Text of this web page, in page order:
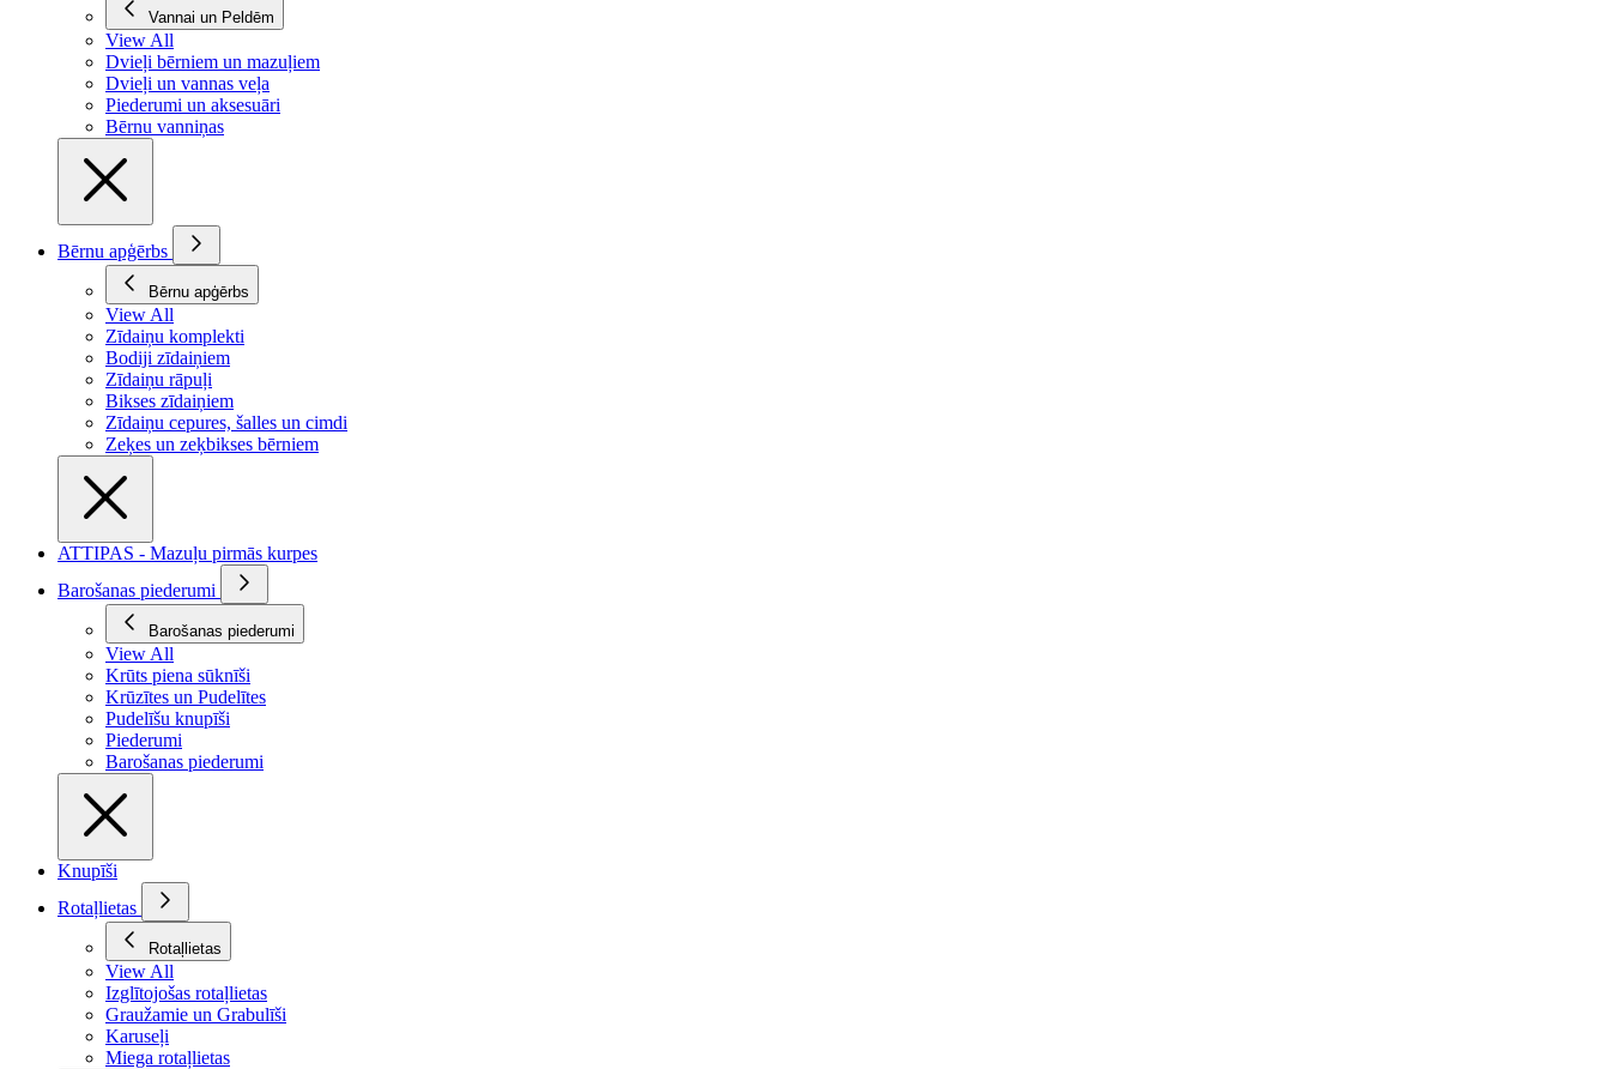
Vannai un Peldēm
View All
Dvieļi bērniem un mazuļiem
Dvieļi un vannas veļa
Piederumi un aksesuāri
Bērnu vanniņas
Bērnu apģērbs
Bērnu apģērbs
View All
Zīdaiņu komplekti
Bodiji zīdaiņiem
Zīdaiņu rāpuļi
Bikses zīdaiņiem
Zīdaiņu cepures, šalles un cimdi
Zeķes un zeķbikses bērniem
ATTIPAS - Mazuļu pirmās kurpes
Barošanas piederumi
Barošanas piederumi
View All
Krūts piena sūknīši
Krūzītes un Pudelītes
Pudelīšu knupīši
Piederumi
Barošanas piederumi
Knupīši
Rotaļlietas
Rotaļlietas
View All
Izglītojošas rotaļlietas
Graužamie un Grabulīši
Karuseļi
Miega rotaļlietas